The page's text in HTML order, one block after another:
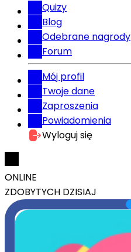
Quizy
Blog
Odebrane nagrody
Forum
Mój profil
Twoje dane
Zaproszenia
Powiadomienia
Wyloguj się
ONLINE
ZDOBYTYCH DZISIAJ